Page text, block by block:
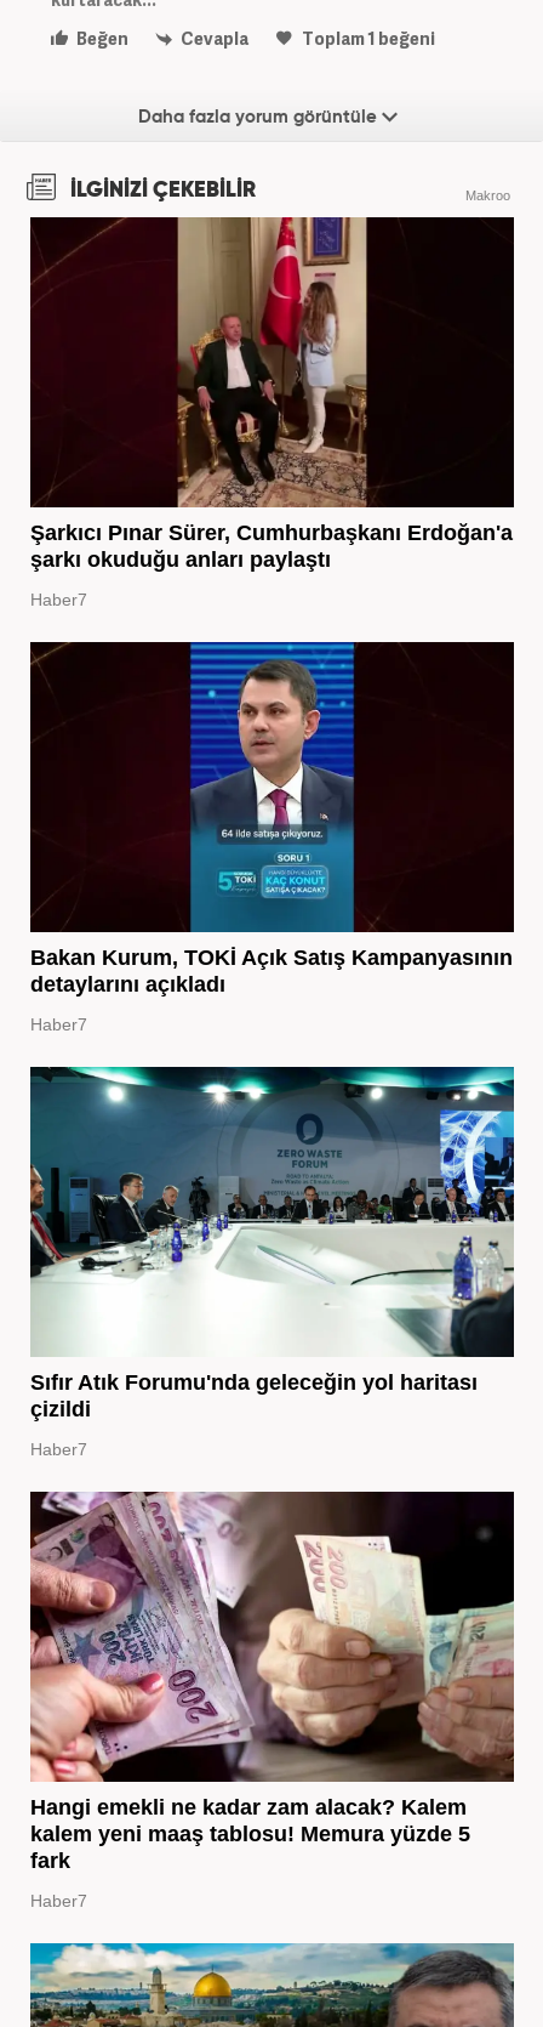
Beğen
Cevapla Toplam1 beğeni
Daha fazla yorum görüntüle
İLGİNİZİ ÇEKEBİLİR Makroo
Şarkıcı Pınar Sürer, Cumhurbaşkanı Erdoğan'a
şarkı okuduğu anları paylaştı
Haber7
Bakan Kurum, TOKİ Açık Satış Kampanyasının
detaylarını açıkladı
Haber7
Sıfır Atık Forumu'nda geleceğin yol haritası
çizildi
Haber7
Hangi emekli ne kadar zam alacak? Kalem
kalem yeni maaş tablosu! Memura yüzde 5
fark
Haber7